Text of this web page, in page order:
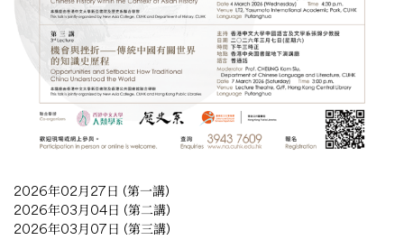
2026年02月27日 (第一講)
2026年03月04日 (第二講)
2026年03月07日 (第三講)